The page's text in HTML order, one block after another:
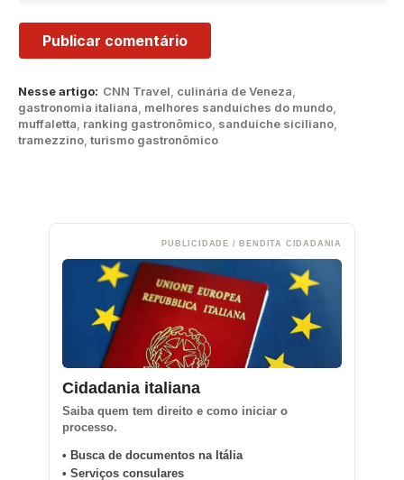
Nesse artigo: CNN Travel culinária de Veneza
gastronomia italiana melhores sanduíches do mundo
muffaletta ranking gastronômico sanduíche siciliano
tramezzino turismo gastronômico
PUBLICIDADE / BENDITA CIDADANIA
Cidadania italiana
Saiba quem tem direito e como iniciar o
processo.
• Busca de documentos na Itália
• Serviços consulares